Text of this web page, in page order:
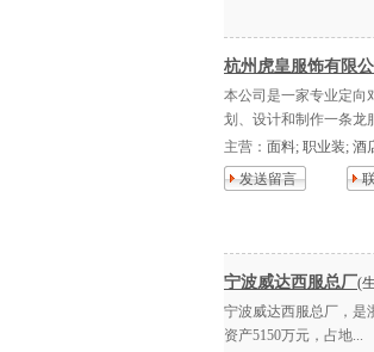
杭州虎皇服饰有限公
本公司是一家专业定向
划、设计和制作一条龙
主营： 面料; 职业装; 酒
发送留言
宁波威达西服总厂(
宁波威达西服总厂，是
资产5150万元，占地...